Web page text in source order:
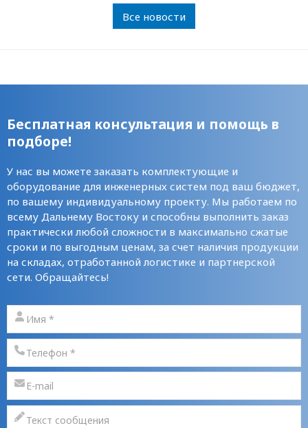
Все новости
Бесплатная консультация и помощь в
подборе!
У нас вы можете заказать комплектующие и
оборудование для инженерных систем под ваш бюджет,
по вашему индивидуальному проекту. Мы работаем по
всему Дальнему Востоку и способны выполнить заказ
практически любой сложности в максимально сжатые
сроки и по выгодным ценам, за счет наличия продукции
на складах, отработанной логистике и партнерской
сети. Обращайтесь!